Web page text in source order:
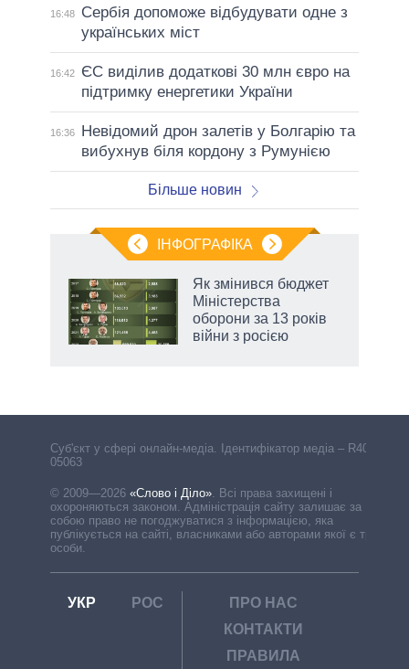
16:48
Сербія допоможе відбудувати одне з
українських міст
16:42
ЄС виділив додаткові 30 млн євро на
підтримку енергетики України
16:36
Невідомий дрон залетів у Болгарію та
вибухнув біля кордону з Румунією
Більше новин
ІНФОГРАФІКА
Як змінився бюджет
Міністерства
оборони за 13 років
війни з росією
Cуб'єкт у сфері онлайн-медіа. Ідентифікатор медіа – R40-
05063
© 2009—2026 «Слово і Діло». Всі права захищені і
охороняються законом. Адміністрація сайту залишає за
собою право не погоджуватися з інформацією, яка
публікується на сайті, власниками або авторами якої є треті
особи.
УКР РОС
ПРО НАС
КОНТАКТИ
ПРАВИЛА